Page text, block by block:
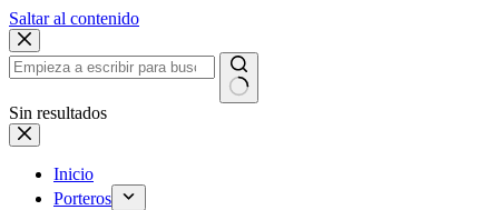
Saltar al contenido
Sin resultados
Inicio
Porteros